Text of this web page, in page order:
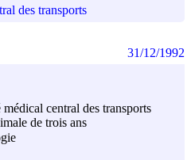
des transports
central des transports
de trois ans
31/12/1992